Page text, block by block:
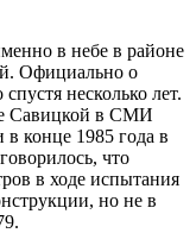
в небе в районе
Официально о
несколько лет.
Савицкой в СМИ
в конце 1985 года в
что
в ходе испытания
но не в